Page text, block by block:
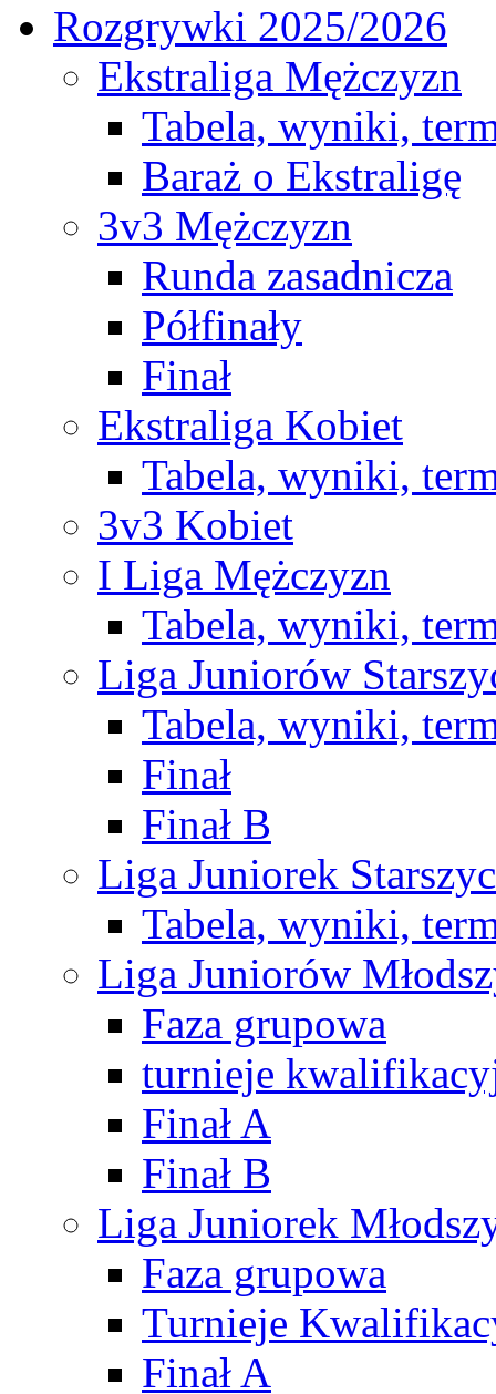
Rozgrywki 2025/2026
Ekstraliga Mężczyzn
Tabela, wyniki,
Baraż o Ekstraligę
3v3 Mężczyzn
Runda zasadnicza
Półfinały
Finał
Ekstraliga Kobiet
Tabela, wyniki,
3v3 Kobiet
I Liga Mężczyzn
Tabela, wyniki,
Liga Juniorów
Tabela, wyniki,
Finał
Finał B
Liga Juniorek
Tabela, wyniki,
Liga Juniorów
Faza grupowa
turnieje
Finał A
Finał B
Liga Juniorek
Faza grupowa
Turnieje
Finał A